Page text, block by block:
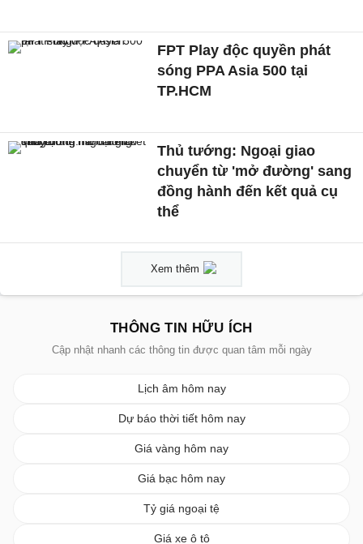
FPT Play độc quyền phát
sóng PPA Asia 500 tại
TP.HCM
Thủ tướng: Ngoại giao
chuyển từ 'mở đường' sang
đồng hành đến kết quả cụ
thể
Xem thêm
THÔNG TIN HỮU ÍCH
Cập nhật nhanh các thông tin được quan tâm mỗi ngày
Lịch âm hôm nay
Dự báo thời tiết hôm nay
Giá vàng hôm nay
Giá bạc hôm nay
Tỷ giá ngoại tệ
Giá xe ô tô